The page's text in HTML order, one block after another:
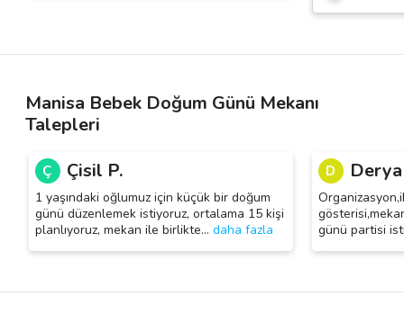
Manisa Bebek Doğum Günü Mekanı
Talepleri
Ç Çisil P.
1 yaşındaki oğlumuz için küçük bir doğum
günü düzenlemek istiyoruz, ortalama 15 kişi
planlıyoruz, mekan ile birlikte… daha fazla
D
günü partisi